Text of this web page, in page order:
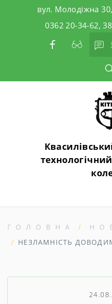
вул. Молодіжна
0362 20-34-62,
ГОЛОВНА
НЕЗЛАМНІСТЬ